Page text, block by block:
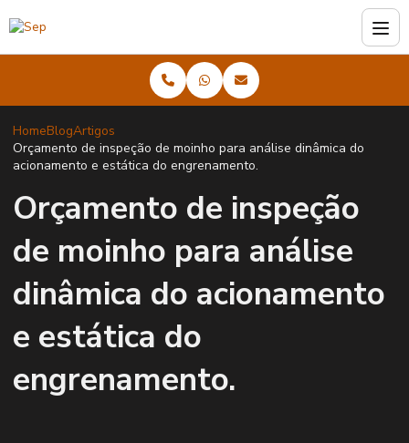
HomeBlogArtigos
Orçamento de inspeção de moinho para análise dinâmica do
acionamento e estática do engrenamento.
Orçamento de inspeção
de moinho para análise
dinâmica do acionamento
e estática do
engrenamento.